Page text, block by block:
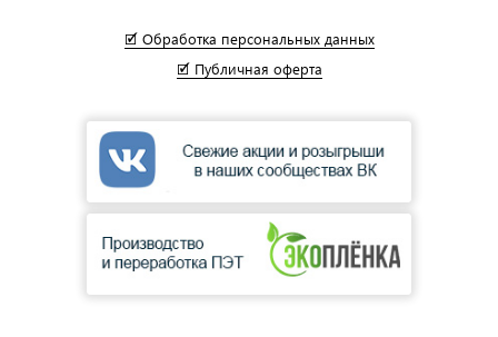
🗹 Обработка персональных данных
🗹 Публичная оферта